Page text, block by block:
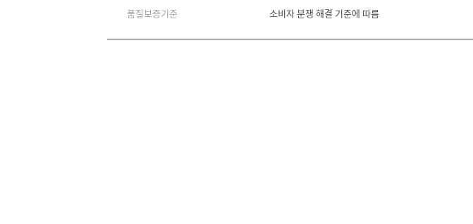
품질보증기준
소비자 분쟁 해결 기준에 따름